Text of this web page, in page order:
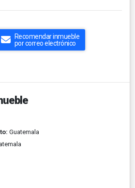
Recomendar inmueble
por correo electrónico
Guatemala